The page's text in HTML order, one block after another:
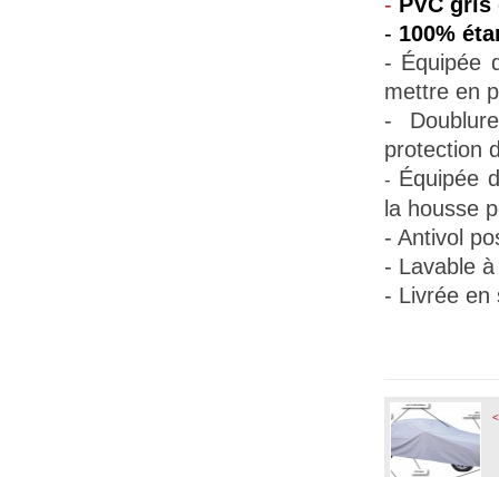
- 100%
- Équipée
mettre en
-
protection
- Équipée
la housse
- Antivol
- Lavable
- Livrée en